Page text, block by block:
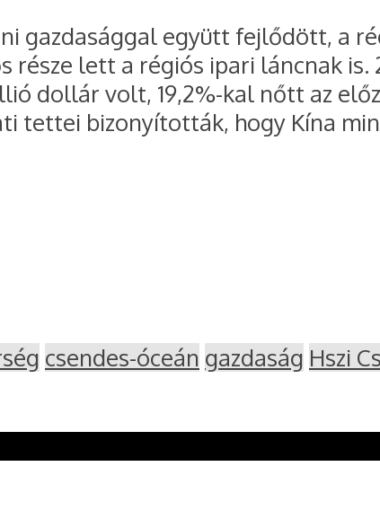
gazdasággal együtt fejlődött, a
lett a régiós ipari láncnak is.
dollár volt, 19,2%-kal nőtt az
tettei bizonyították, hogy Kína
csendes-óceán gazdaság Hszi